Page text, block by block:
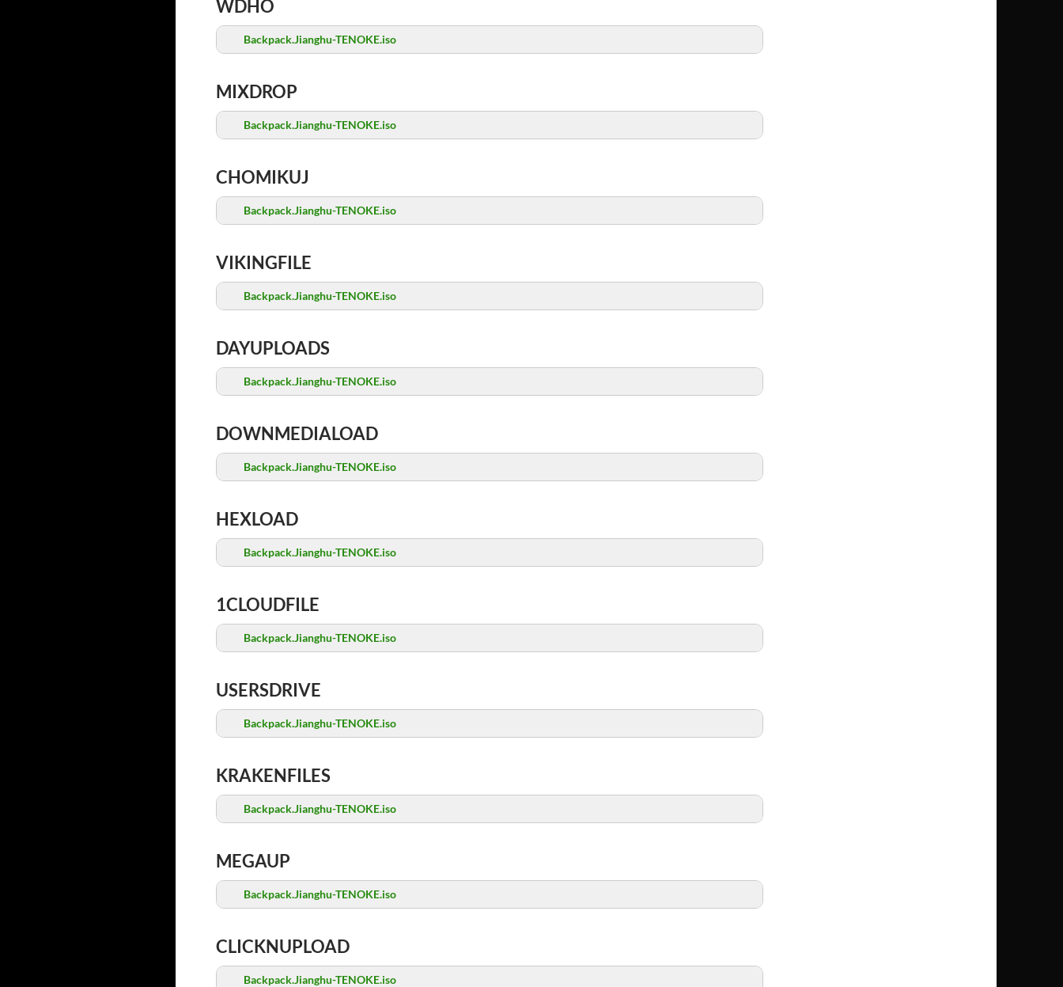
WDHO
Backpack.Jianghu-TENOKE.iso
MIXDROP
Backpack.Jianghu-TENOKE.iso
CHOMIKUJ
Backpack.Jianghu-TENOKE.iso
VIKINGFILE
Backpack.Jianghu-TENOKE.iso
DAYUPLOADS
Backpack.Jianghu-TENOKE.iso
DOWNMEDIALOAD
Backpack.Jianghu-TENOKE.iso
HEXLOAD
Backpack.Jianghu-TENOKE.iso
1CLOUDFILE
Backpack.Jianghu-TENOKE.iso
USERSDRIVE
Backpack.Jianghu-TENOKE.iso
KRAKENFILES
Backpack.Jianghu-TENOKE.iso
MEGAUP
Backpack.Jianghu-TENOKE.iso
CLICKNUPLOAD
Backpack.Jianghu-TENOKE.iso